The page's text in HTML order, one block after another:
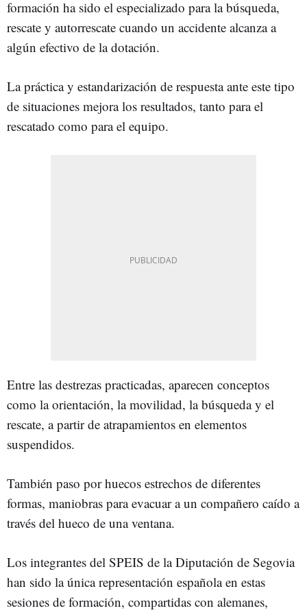
formación ha sido el especializado para la búsqueda,
rescate y autorrescate cuando un accidente alcanza a
algún efectivo de la dotación.
La práctica y estandarización de respuesta ante este tipo
de situaciones mejora los resultados, tanto para el
rescatado como para el equipo.
Entre las destrezas practicadas, aparecen conceptos
como la orientación, la movilidad, la búsqueda y el
rescate, a partir de atrapamientos en elementos
suspendidos.
También paso por huecos estrechos de diferentes
formas, maniobras para evacuar a un compañero caído a
través del hueco de una ventana.
Los integrantes del SPEIS de la Diputación de Segovia
han sido la única representación española en estas
sesiones de formación, compartidas con alemanes,